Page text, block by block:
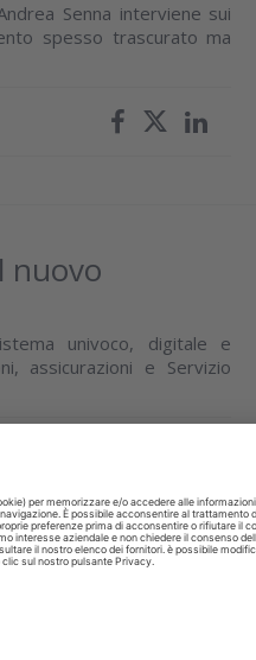
Senna interviene sui
spesso trascurato ma
nuovo
univoco, digitale e
assicurazioni e Servizio
pubblica